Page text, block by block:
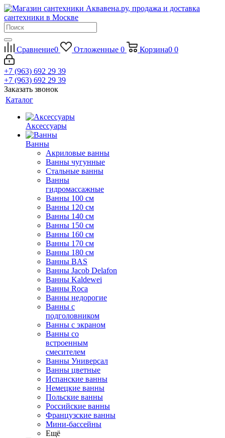
Сравнение0 Отложенные 0 Корзина0 0
+7 (963) 692 29 39
+7 (963) 692 29 39
Заказать звонок
Каталог
Аксессуары
Ванны
Акриловые ванны
Ванны чугунные
Стальные ванны
Ванны
гидромассажные
Ванны 100 см
Ванны 120 см
Ванны 140 см
Ванны 150 см
Ванны 160 см
Ванны 170 см
Ванны 180 см
Ванны BAS
Ванны Jacob Delafon
Ванны Kaldewei
Ванны Roca
Ванны недорогие
Ванны с
подголовником
Ванны с экраном
Ванны со
встроенным
смесителем
Ванны Универсал
Ванны цветные
Испанские ванны
Немецкие ванны
Польские ванны
Российские ванны
Французские ванны
Мини-бассейны
Ещё